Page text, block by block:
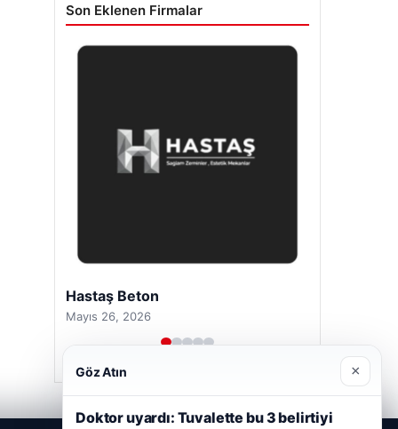
Son Eklenen Firmalar
Hastaş Beton
Mayıs 26, 2026
Göz Atın ×
Doktor uyardı: Tuvalette bu 3 belirtiyi